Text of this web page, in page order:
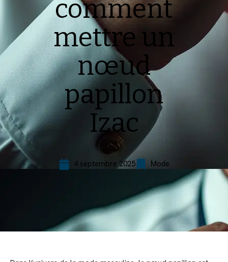
comment
mettre un
nœud
papillon
Izac
4 septembre 2025 Mode